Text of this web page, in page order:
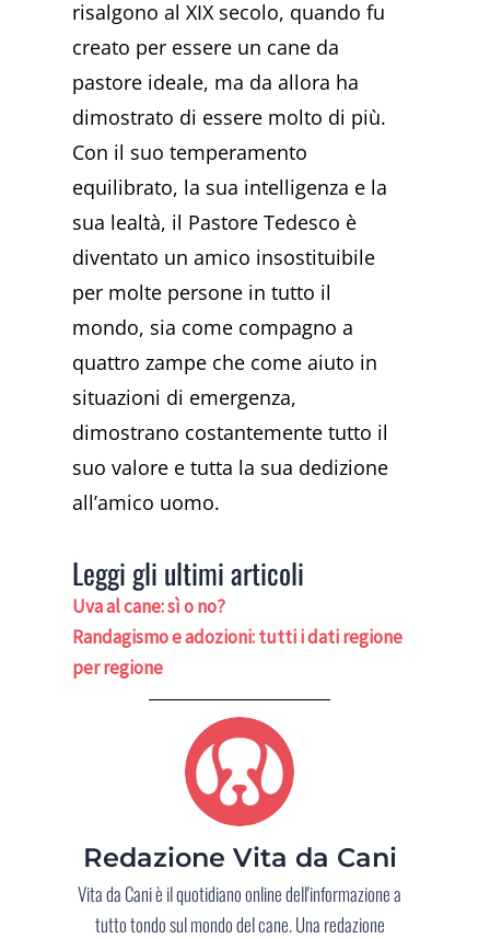
risalgono al XIX secolo, quando fu
creato per essere un cane da
pastore ideale, ma da allora ha
dimostrato di essere molto di più.
Con il suo temperamento
equilibrato, la sua intelligenza e la
sua lealtà, il Pastore Tedesco è
diventato un amico insostituibile
per molte persone in tutto il
mondo, sia come compagno a
quattro zampe che come aiuto in
situazioni di emergenza,
dimostrano costantemente tutto il
suo valore e tutta la sua dedizione
all’amico uomo.
Leggi gli ultimi articoli
Uva al cane: sì o no?
Randagismo e adozioni: tutti i dati regione
per regione
Redazione Vita da Cani
Vita da Cani è il quotidiano online dell'informazione a
tutto tondo sul mondo del cane. Una redazione